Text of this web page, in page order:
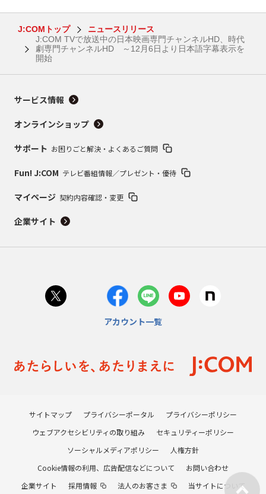
J:COMトップ
ニュースリリース
J:COM TVで放送中の日本映画専門チャンネルHD、時代
劇専門チャンネルHD ～12月6日より日本語字幕表示を
開始
サービス情報
オンラインショップ
サポート お困りごと解決・よくあるご質問
Fun! J:COM テレビ番組情報／プレゼント・優待
マイページ 契約内容確認・変更
企業サイト
アカウント一覧
サイトマップ プライバシーポータル
プライバシーポリシー
ウェブアクセシビリティの取り組み
セキュリティーポリシー
ソーシャルメディアポリシー
人権方針
Cookie情報の利用、広告配信などについて
お問い合わせ
企業サイト
採用情報 法人のお客さま 当サイトについて